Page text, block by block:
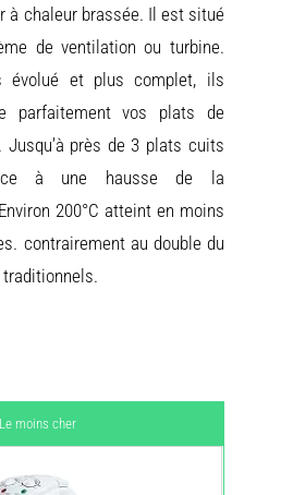
à chaleur brassée. Il est situé
de ventilation ou turbine.
évolué et plus complet, ils
parfaitement vos plats de
Jusqu’à près de 3 plats cuits
à une hausse de la
200°C atteint en moins
contrairement au double du
Le moins cher